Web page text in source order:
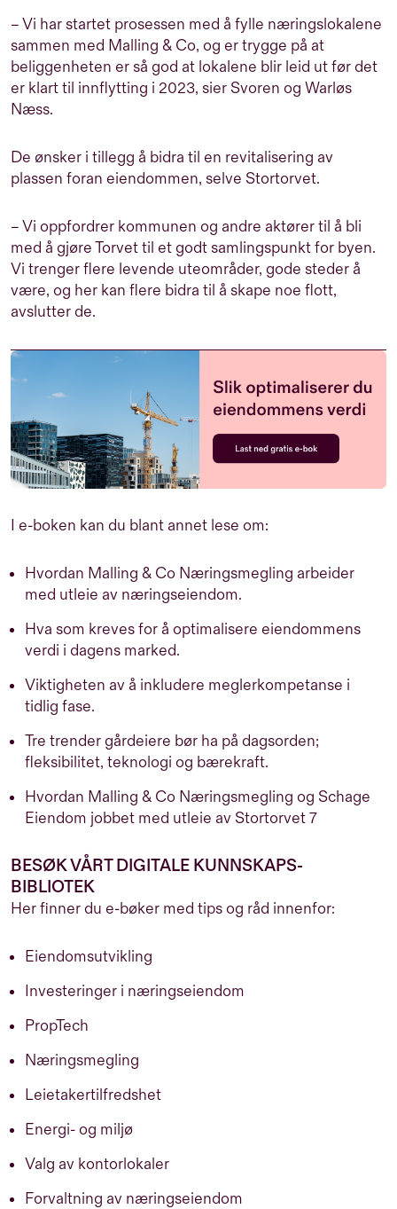
– Vi har startet prosessen med å fylle næringslokalene
sammen med Malling & Co, og er trygge på at
beliggenheten er så god at lokalene blir leid ut før det
er klart til innflytting i 2023, sier Svoren og Warløs
Næss.
De ønsker i tillegg å bidra til en revitalisering av
plassen foran eiendommen, selve Stortorvet.
– Vi oppfordrer kommunen og andre aktører til å bli
med å gjøre Torvet til et godt samlingspunkt for byen.
Vi trenger flere levende uteområder, gode steder å
være, og her kan flere bidra til å skape noe flott,
avslutter de.
I e-boken kan du blant annet lese om:
Hvordan Malling & Co Næringsmegling arbeider
med utleie av næringseiendom.
Hva som kreves for å optimalisere eiendommens
verdi i dagens marked.
Viktigheten av å inkludere meglerkompetanse i
tidlig fase.
Tre trender gårdeiere bør ha på dagsorden;
fleksibilitet, teknologi og bærekraft.
Hvordan Malling & Co Næringsmegling og Schage
Eiendom jobbet med utleie av Stortorvet 7
BESØK VÅRT DIGITALE KUNNSKAPS-
BIBLIOTEK
Her finner du e-bøker med tips og råd innenfor:
Eiendomsutvikling
Investeringer i næringseiendom
PropTech
Næringsmegling
Leietakertilfredshet
Energi- og miljø
Valg av kontorlokaler
Forvaltning av næringseiendom